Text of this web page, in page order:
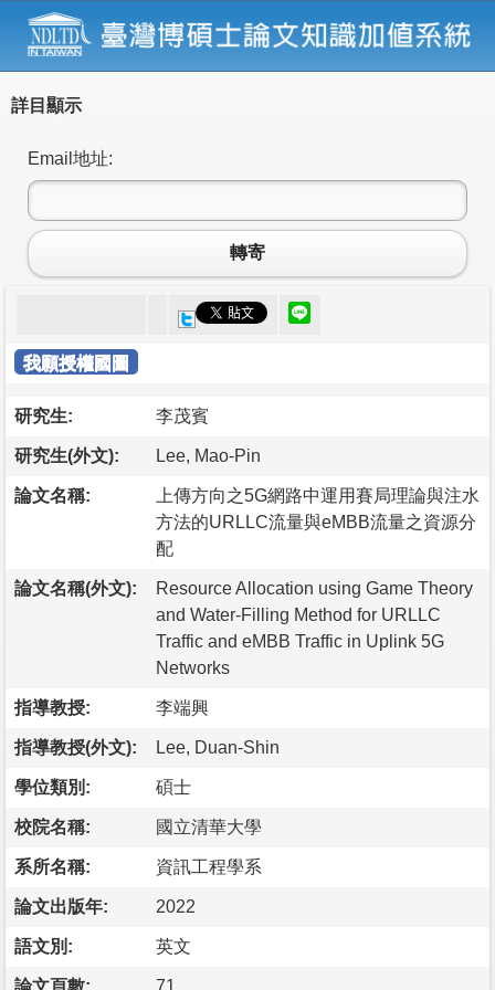
詳目顯示
Email地址:
轉寄
我願授權國圖
研究生: 李茂賓
研究生(外文): Lee, Mao-Pin
論文名稱:
上傳方向之5G網路中運用賽局理論與注水
方法的URLLC流量與eMBB流量之資源分
配
論文名稱(外文):
Resource Allocation using Game Theory
and Water-Filling Method for URLLC
Traffic and eMBB Traffic in Uplink 5G
Networks
指導教授: 李端興
指導教授(外文): Lee, Duan-Shin
學位類別: 碩士
校院名稱: 國立清華大學
系所名稱: 資訊工程學系
論文出版年: 2022
語文別: 英文
論文頁數: 71